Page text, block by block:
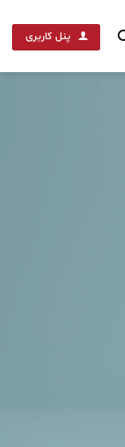
پنل کاربری